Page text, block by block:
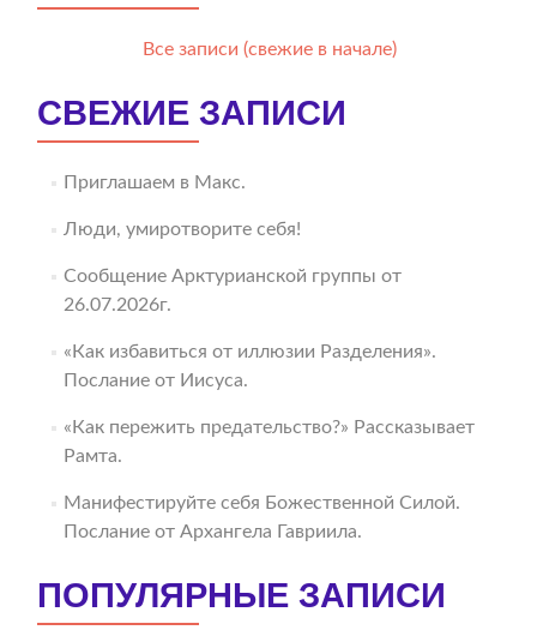
Все записи (свежие в начале)
СВЕЖИЕ ЗАПИСИ
Приглашаем в Макс.
Люди, умиротворите себя!
Сообщение Арктурианской группы от
26.07.2026г.
«Как избавиться от иллюзии Разделения».
Послание от Иисуса.
«Как пережить предательство?» Рассказывает
Рамта.
Манифестируйте себя Божественной Силой.
Послание от Архангела Гавриила.
ПОПУЛЯРНЫЕ ЗАПИСИ